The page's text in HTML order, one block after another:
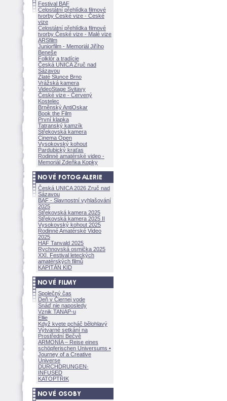
Festival BAF
Celostátní přehlídka filmové
tvorby České vize - České
vize
Celostátní přehlídka filmové
tvorby České vize - Malé vize
ARSfilm
Juniorfilm - Memoriál Jiřího
Beneše
Folklór a tradície
Česká UNICA Zruč nad
Sázavou
Zlaté Slunce Brno
Vrážská kamera
VideoStage Svitavy
České vize - Červený
Kostelec
Brněnský AntiOskar
Book the Film
První klapka
Tatranský kamzík
Střekovská kamera
Cinema Open
Vysokovský kohout
Pardubický kraťas
Rodinné amatérské video -
Memoriál Zdeňka Kopky
Česká UNICA 2026 Zruč nad
Sázavou
BAF - Slavnostní vyhlašování
2025
Střekovská kamera 2025
Střekovská kamera 2025 II
Vysokovský kohout 2025
Rodinné Amatérské Video
2025
HAF Tanvald 2025
Rychnovská osmička 2025
XXI. Festival leteckých
amatérských filmů
KAPITÁN KID
Společný čas
Deň v Čiernej vode
Snáď nie naposledy
Vznik TANAP-u
Ellie
Když kvete pcháč bělohlavý
Výtvarné setkání na
Prostřední Bečvě
ARMONÍA – Reise eines
schöpferischen Universums •
Journey of a Creative
Universe
DURCHDRUNGEN·
INFUSED
KATOPTRIK